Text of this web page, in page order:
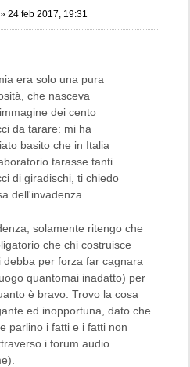
» 24 feb 2017, 19:31
era solo una pura
che nasceva
dei cento
da tarare: mi ha
basito che in Italia
tarasse tanti
di giradischi, ti chiedo
dell'invadenza.
solamente ritengo che
che chi costruisce
debba per forza far cagnara
quantomai inadatto) per
è bravo. Trovo la cosa
ed inopportuna, dato che
parlino i fatti e i fatti non
i forum audio